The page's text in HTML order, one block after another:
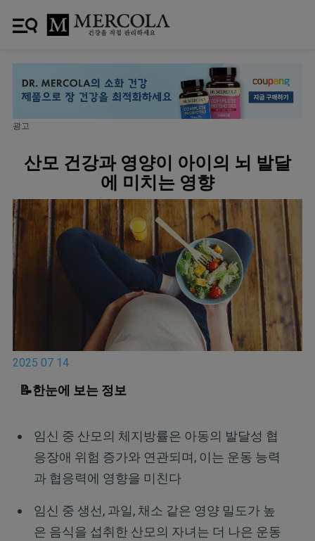
광고
산모 건강과 영양이 아이의 뇌 발달
에 미치는 영향
2025 07 14
📝한눈에 보는 정보
임신 중 산모의 체지방률은 아동의 발달성 협
응장애 위험 증가와 연관되며, 이는 운동 능력
과 협응력에 영향을 미친다
임신 중 생선, 과일, 채소 같은 영양 밀도가 높
은 음식을 섭취한 산모의 자녀는 더 나은 운동